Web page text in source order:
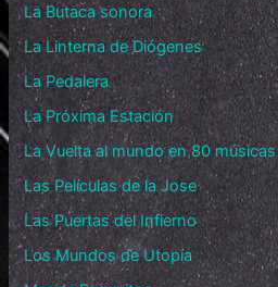
La Butaca sonora
La Linterna de Diógenes
La Pedalera
La Próxima Estación
La Vuelta al mundo en 80 músicas
Las Películas de la Jose
Las Puertas del Infierno
Los Mundos de Utopía